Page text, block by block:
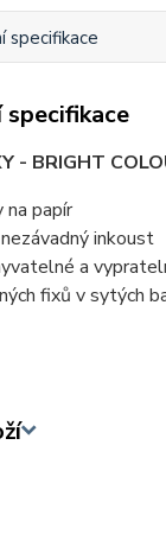
specifikace
- BRIGHT
na papír
inkoust
a
fixů v sytých